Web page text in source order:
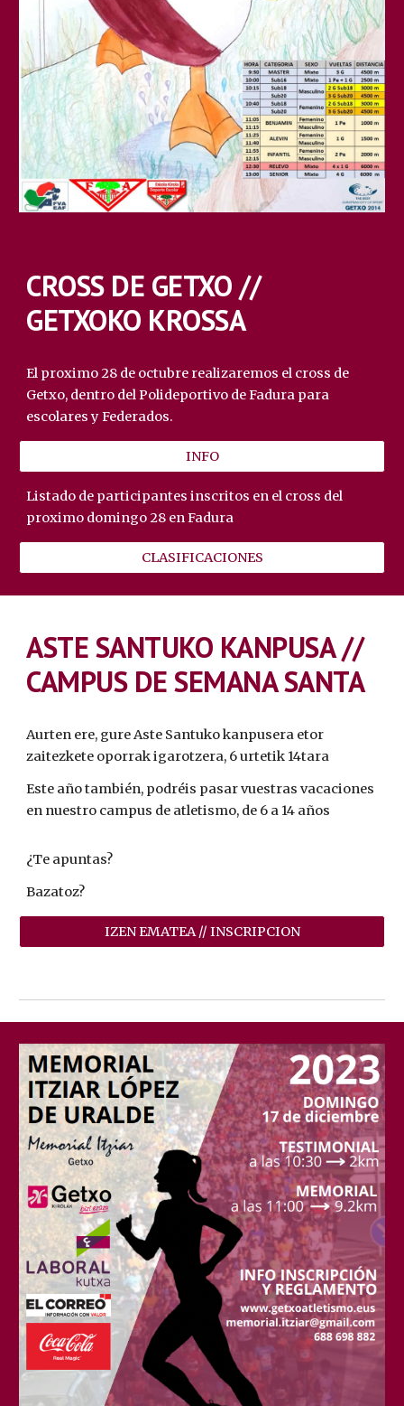
CROSS DE GETXO //
GETXOKO KROSSA
El proximo 28 de octubre realizaremos el cross de
Getxo, dentro del Polideportivo de Fadura para
escolares y Federados.
INFO
Listado de participantes inscritos en el cross del
proximo domingo 28 en Fadura
CLASIFICACIONES
ASTE SANTUKO KANPUSA //
CAMPUS DE SEMANA SANTA
Aurten ere, gure Aste Santuko kanpusera etor
zaitezkete oporrak igarotzera, 6 urtetik 14tara
Este año también, podréis pasar vuestras vacaciones
en nuestro campus de atletismo, de 6 a 14 años
¿Te apuntas?
Bazatoz?
IZEN EMATEA // INSCRIPCION